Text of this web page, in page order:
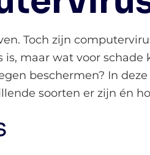
Toch zijn
maar wat voor
beschermen? In
soorten er zijn én